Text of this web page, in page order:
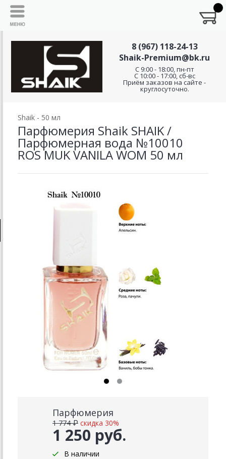
8 (967) 118-24-13
Shaik-Premium@bk.ru
C 9:00 - 18:00, пн-пт
С 10:00 - 17:00, сб-вс
Приём заказов на сайте -
круглосуточно.
Shaik - 50 мл
Парфюмерия Shaik SHAIK /
Парфюмерная вода №10010
ROS MUK VANILA WOM 50 мл
Парфюмерия
1 250 руб.
1 774 ₽ скидка 30%
В наличии